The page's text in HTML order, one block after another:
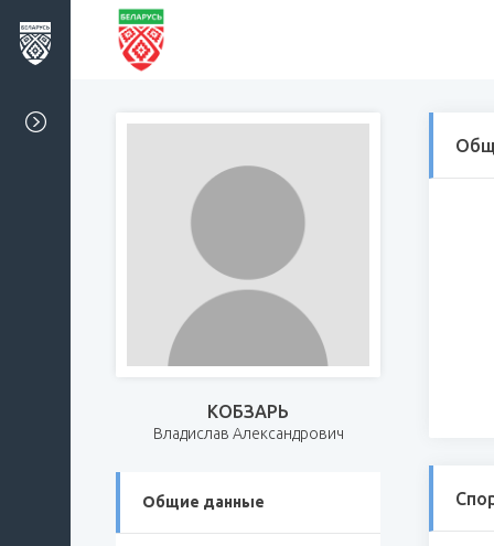
КОБЗАРЬ
Владислав Александрович
Общие данные